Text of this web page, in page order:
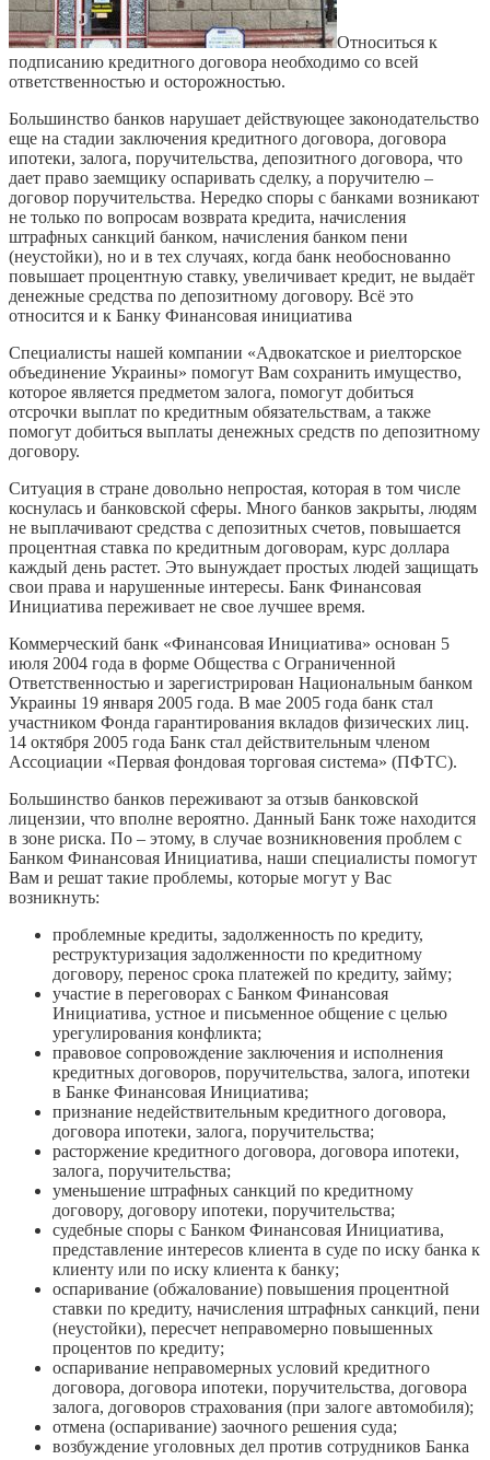
Относиться к
подписанию кредитного договора необходимо со всей
ответственностью и осторожностью.
Большинство банков нарушает действующее законодательство
еще на стадии заключения кредитного договора, договора
ипотеки, залога, поручительства, депозитного договора, что
дает право заемщику оспаривать сделку, а поручителю –
договор поручительства. Нередко споры с банками возникают
не только по вопросам возврата кредита, начисления
штрафных санкций банком, начисления банком пени
(неустойки), но и в тех случаях, когда банк необоснованно
повышает процентную ставку, увеличивает кредит, не выдаёт
денежные средства по депозитному договору. Всё это
относится и к Банку Финансовая инициатива
Специалисты нашей компании «Адвокатское и риелторское
объединение Украины» помогут Вам сохранить имущество,
которое является предметом залога, помогут добиться
отсрочки выплат по кредитным обязательствам, а также
помогут добиться выплаты денежных средств по депозитному
договору.
Ситуация в стране довольно непростая, которая в том числе
коснулась и банковской сферы. Много банков закрыты, людям
не выплачивают средства с депозитных счетов, повышается
процентная ставка по кредитным договорам, курс доллара
каждый день растет. Это вынуждает простых людей защищать
свои права и нарушенные интересы. Банк Финансовая
Инициатива переживает не свое лучшее время.
Коммерческий банк «Финансовая Инициатива» основан 5
июля 2004 года в форме Общества с Ограниченной
Ответственностью и зарегистрирован Национальным банком
Украины 19 января 2005 года. В мае 2005 года банк стал
участником Фонда гарантирования вкладов физических лиц.
14 октября 2005 года Банк стал действительным членом
Ассоциации «Первая фондовая торговая система» (ПФТС).
Большинство банков переживают за отзыв банковской
лицензии, что вполне вероятно. Данный Банк тоже находится
в зоне риска. По – этому, в случае возникновения проблем с
Банком Финансовая Инициатива, наши специалисты помогут
Вам и решат такие проблемы, которые могут у Вас
возникнуть:
проблемные кредиты, задолженность по кредиту,
реструктуризация задолженности по кредитному
договору, перенос срока платежей по кредиту, займу;
участие в переговорах с Банком Финансовая
Инициатива, устное и письменное общение с целью
урегулирования конфликта;
правовое сопровождение заключения и исполнения
кредитных договоров, поручительства, залога, ипотеки
в Банке Финансовая Инициатива;
признание недействительным кредитного договора,
договора ипотеки, залога, поручительства;
расторжение кредитного договора, договора ипотеки,
залога, поручительства;
уменьшение штрафных санкций по кредитному
договору, договору ипотеки, поручительства;
судебные споры с Банком Финансовая Инициатива,
представление интересов клиента в суде по иску банка к
клиенту или по иску клиента к банку;
оспаривание (обжалование) повышения процентной
ставки по кредиту, начисления штрафных санкций, пени
(неустойки), пересчет неправомерно повышенных
процентов по кредиту;
оспаривание неправомерных условий кредитного
договора, договора ипотеки, поручительства, договора
залога, договоров страхования (при залоге автомобиля);
отмена (оспаривание) заочного решения суда;
возбуждение уголовных дел против сотрудников Банка